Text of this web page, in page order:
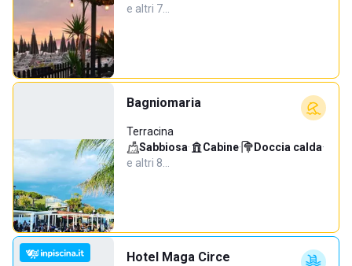
e altri 7…
Bagniomaria
Terracina
Sabbiosa· Cabine· Doccia calda·
e altri 8…
Hotel Maga Circe